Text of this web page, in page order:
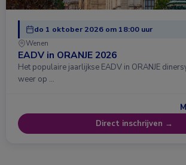
do 1 oktober 2026 om 18:00 uur
Wenen
EADV in ORANJE 2026
Het populaire jaarlijkse EADV in ORANJE
weer op …
Direct inschrijven →